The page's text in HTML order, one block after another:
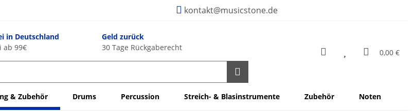
kontakt@musicstone.de
in Deutschland
ab 99€
Geld zurück
30 Tage Rückgaberecht
0,00 €
& Zubehör Drums Percussion Streich- & Blasinstrumente Zubehör Noten